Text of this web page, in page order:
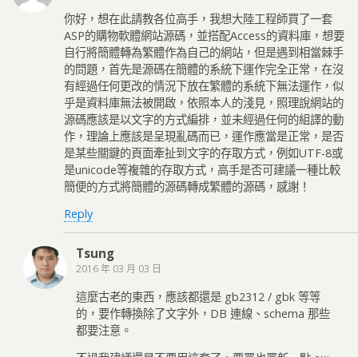
你好，想在此請教各位高手，我想大陸工程師買了一套
ASP的購物軟體網站源碼，並搭配Access的資料庫，想要
自行將簡體轉為繁體作為自己的網站，但是遇到相當棘手
的問題，首先是源碼在簡體的系統下運作完全正常，在沒
有經過任何更改的情況下放在繁體的系統下無法運作，似
乎是資料庫無法被開啟，依照本人的淺見，照理說網站的
源碼應該是以文字的方式編排，並未經過任何的組譯的動
作，理論上應該是呈現亂碼而已，運作應當是正常，是否
是某些關鍵的頁面牽扯到文字的存取方式，例如UTF-8或
是unicode等複雜的存取方式，高手是否可建議一種比較
簡便的方式將簡體的源碼轉成繁體的源碼，感謝！
Reply
Tsung
2016 年 03 月 03 日
這麼古老的東西，應該都還是 gb2312 / gbk 等等
的，要作轉換除了文字外，DB 連線、schema 那些
都要注意。